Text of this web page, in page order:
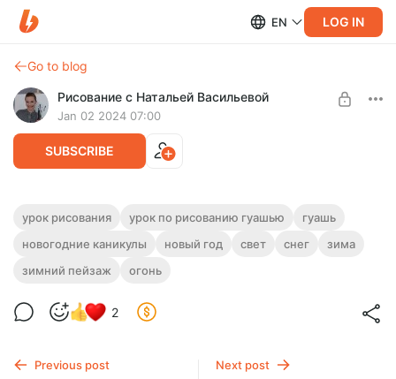
EN LOG IN
Go to blog
Рисование с Натальей Васильевой
Jan 02 2024 07:00
SUBSCRIBE
Новогодние каникулы. Свеча на еловых
веточках. Урок по рисованию гуашью
На этом уроке нарисуем свечу на еловых веточках при
Level required:
урок рисования урок по рисованию гуашью
гуашь
новогодние каникулы
новый год свет снег
зима
зимний пейзаж
огонь
2
Previous post
Next post